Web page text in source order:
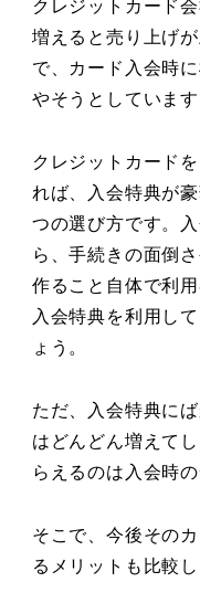
クレジットカード
増えると売り上げ
で、カード入会時
やそうとしています
クレジットカード
れば、入会特典が
つの選び方です。
ら、手続きの面倒
作ること自体で利
入会特典を利用し
ょう。
ただ、入会特典に
はどんどん増えて
らえるのは入会時の
そこで、今後その
るメリットも比較し